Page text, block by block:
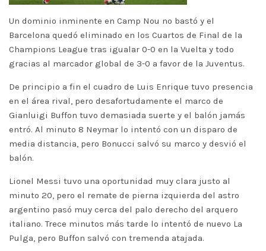
Un dominio inminente en Camp Nou no bastó y el
Barcelona quedó eliminado en los Cuartos de Final de la
Champions League tras igualar 0-0 en la Vuelta y todo
gracias al marcador global de 3-0 a favor de la Juventus.
De principio a fin el cuadro de Luis Enrique tuvo presencia
en el área rival, pero desafortudamente el marco de
Gianluigi Buffon tuvo demasiada suerte y el balón jamás
entró. Al minuto 8 Neymar lo intentó con un disparo de
media distancia, pero Bonucci salvó su marco y desvió el
balón.
Lionel Messi tuvo una oportunidad muy clara justo al
minuto 20, pero el remate de pierna izquierda del astro
argentino pasó muy cerca del palo derecho del arquero
italiano. Trece minutos más tarde lo intentó de nuevo La
Pulga, pero Buffon salvó con tremenda atajada.